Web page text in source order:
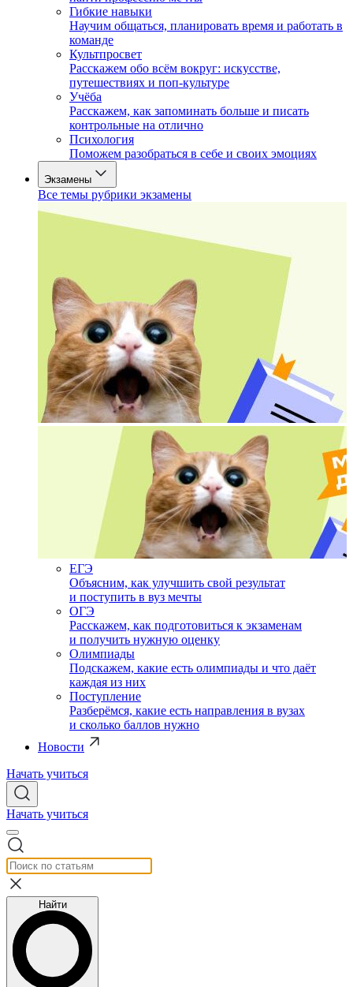
Гибкие навыки
Научим общаться, планировать время и работать в
команде
Культпросвет
Расскажем обо всём вокруг: искусстве,
путешествиях и поп-культуре
Учёба
Расскажем, как запоминать больше и писать
контрольные на отлично
Психология
Поможем разобраться в себе и своих эмоциях
Экзамены
Все темы рубрики экзамены
ЕГЭ
Объясним, как улучшить свой результат
и поступить в вуз мечты
ОГЭ
Расскажем, как подготовиться к экзаменам
и получить нужную оценку
Олимпиады
Подскажем, какие есть олимпиады и что даёт
каждая из них
Поступление
Разберёмся, какие есть направления в вузах
и сколько баллов нужно
Новости
Начать учиться
Начать учиться
Найти